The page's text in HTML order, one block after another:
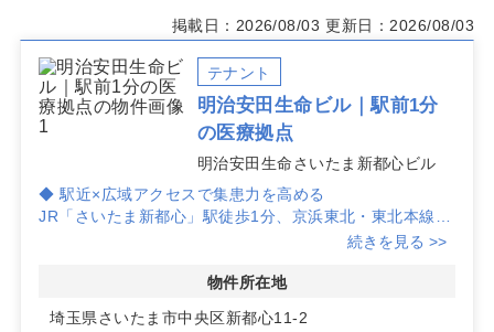
掲載日：2026/08/03 更新日：2026/08/03
テナント
明治安田生命ビル｜駅前1分
の医療拠点
明治安田生命さいたま新都心ビル
◆ 駅近×広域アクセスで集患力を高める
JR「さいたま新都心」駅徒歩1分、京浜東北・東北本線・
高崎線の乗り入れで来院動線が組みやすく、JR「北与
ビジネス街かつ医療モールの特性により、安定した集患力
続きを見る >>
物件所在地
埼玉県さいたま市中央区新都心11-2